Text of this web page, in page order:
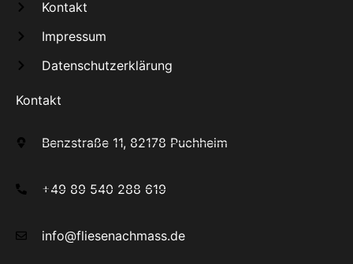
Kontakt
Impressum
Datenschutzerklärung
Kontakt
Benzstraße 11, 82178 Puchheim
+49 89 540 288 619
info@fliesenachmass.de